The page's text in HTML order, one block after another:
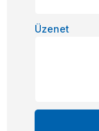
Üzenet